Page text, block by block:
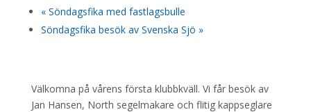
«Söndagsfika med fastlagsbulle
Söndagsfika besök av Svenska Sjö »
Välkomna på vårens första klubbkväll. Vi får besök av
Jan Hansen, North segelmakare och flitig kappseglare